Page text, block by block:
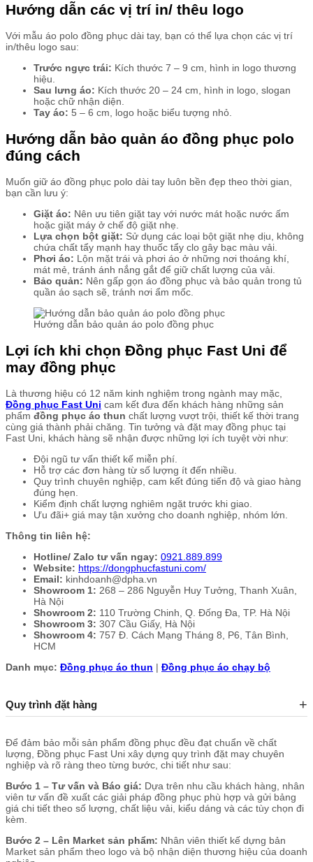
Hướng dẫn các vị trí in/ thêu logo
Với mẫu áo polo đồng phục dài tay, bạn có thể lựa chọn các vị trí
in/thêu logo sau:
Trước ngực trái: Kích thước 7 – 9 cm, hình in logo thương
hiệu.
Sau lưng áo: Kích thước 20 – 24 cm, hình in logo, slogan
hoặc chữ nhận diện.
Tay áo: 5 – 6 cm, logo hoặc biểu tượng nhỏ.
Hướng dẫn bảo quản áo đồng phục polo
đúng cách
Muốn giữ áo đồng phục polo dài tay luôn bền đẹp theo thời gian,
bạn cần lưu ý:
Giặt áo: Nên ưu tiên giặt tay với nước mát hoặc nước ấm
hoặc giặt máy ở chế độ giặt nhẹ.
Lựa chọn bột giặt: Sử dụng các loại bột giặt nhẹ dịu, không
chứa chất tẩy mạnh hay thuốc tẩy clo gây bạc màu vải.
Phơi áo: Lộn mặt trái và phơi áo ở những nơi thoáng khí,
mát mẻ, tránh ánh nắng gắt để giữ chất lượng của vải.
Bảo quản: Nên gấp gọn áo đồng phục và bảo quản trong tủ
quần áo sạch sẽ, tránh nơi ẩm mốc.
Hướng dẫn bảo quản áo polo đồng phục
Lợi ích khi chọn Đồng phục Fast Uni để
may đồng phục
Là thương hiệu có 12 năm kinh nghiệm trong ngành may mặc,
Đồng phục Fast Uni cam kết đưa đến khách hàng những sản
phẩm đồng phục áo thun chất lượng vượt trội, thiết kế thời trang
cùng giá thành phải chăng. Tin tưởng và đặt may đồng phục tại
Fast Uni, khách hàng sẽ nhận được những lợi ích tuyệt vời như:
Đội ngũ tư vấn thiết kế miễn phí.
Hỗ trợ các đơn hàng từ số lượng ít đến nhiều.
Quy trình chuyên nghiệp, cam kết đúng tiến độ và giao hàng
đúng hẹn.
Kiểm định chất lượng nghiêm ngặt trước khi giao.
Ưu đãi+ giá may tận xưởng cho doanh nghiệp, nhóm lớn.
Thông tin liên hệ:
Hotline/ Zalo tư vấn ngay: 0921.889.899
Website: https://dongphucfastuni.com/
Email: kinhdoanh@dpha.vn
Showroom 1: 268 – 286 Nguyễn Huy Tưởng, Thanh Xuân,
Hà Nội
Showroom 2: 110 Trường Chinh, Q. Đống Đa, TP. Hà Nội
Showroom 3: 307 Cầu Giấy, Hà Nội
Showroom 4: 757 Đ. Cách Mạng Tháng 8, P6, Tân Bình,
HCM
Danh mục: Đồng phục áo thun | Đồng phục áo chạy bộ
Quy trình đặt hàng
Để đảm bảo mỗi sản phẩm đồng phục đều đạt chuẩn về chất
lượng, Đồng phục Fast Uni xây dựng quy trình đặt may chuyên
nghiệp và rõ ràng theo từng bước, chi tiết như sau:
Bước 1 – Tư vấn và Báo giá: Dựa trên nhu cầu khách hàng, nhân
viên tư vấn đề xuất các giải pháp đồng phục phù hợp và gửi bảng
giá chi tiết theo số lượng, chất liệu vải, kiểu dáng và các tùy chọn đi
kèm.
Bước 2 – Lên Market sản phẩm: Nhân viên thiết kế dựng bản
Market sản phẩm theo logo và bộ nhận diện thương hiệu của doanh